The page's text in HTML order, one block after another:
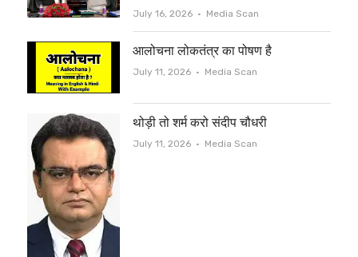
July 16, 2026 Author
Media Scan
आलोचना लोकतंत्र का पोषण है
July 11, 2026 Author
Media Scan
थोड़ी तो शर्म करो संदीप चौधरी
July 11, 2026 Author
Media Scan